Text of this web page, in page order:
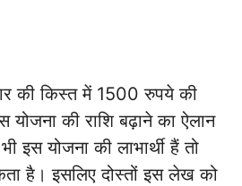
की किस्त में 1500 रुपये की
की राशि बढ़ाने का ऐलान
इस योजना की लाभार्थी हैं तो
है। इसलिए दोस्तों इस लेख को